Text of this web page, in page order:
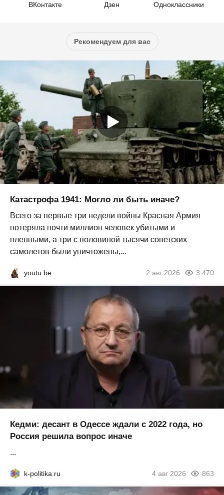
ВКонтакте Дзен Одноклассники
Рекомендуем для вас
Катастрофа 1941: Могло ли быть иначе?
Всего за первые три недели войны Красная Армия
потеряла почти миллион человек убитыми и
пленными, а три с половиной тысячи советских
самолетов были уничтожены,...
youtu.be 2 авг 2026 3 470
Кедми: десант в Одессе ждали с 2022 года, но
Россия решила вопрос иначе
...
k-politika.ru 4 авг 2026 863